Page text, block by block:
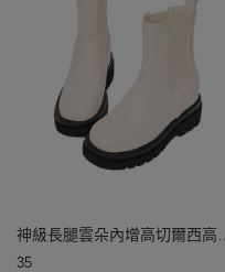
神級長腿雲朵內增高切爾西高跟
短靴
35